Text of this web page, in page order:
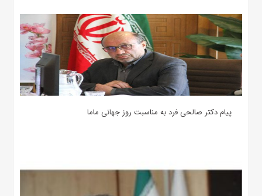
پیام دکتر صالحی فرد به مناسبت روز جهانی ماما